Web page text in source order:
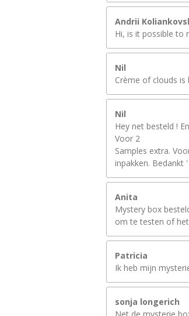
Andrii
Hi, is it possible to
Nil
Crème of clouds
Nil
Hey net besteld !
Voor 2
Samples extra.
inpakken. Bedankt '
Anita
Mystery box
om te testen of
Patricia
Ik heb mijn
sonja longerich